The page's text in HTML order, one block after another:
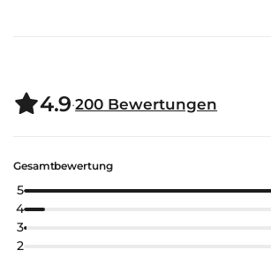
4.9·200 Bewertungen
Gesamtbewertung
5
4
3
2